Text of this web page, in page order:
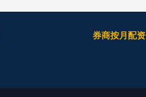
券商按月配资